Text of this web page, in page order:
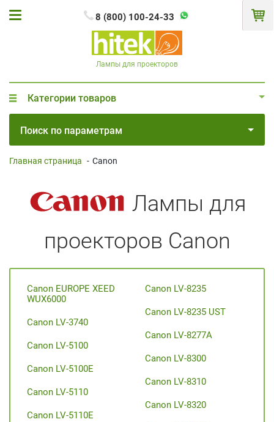
8 (800) 100-24-33
Лампы для проекторов
Категории товаров
Поиск по параметрам
Главная страница - Canon
Лампы для
проекторов Canon
Canon EUROPE XEED
WUX6000
Canon LV-3740
Canon LV-5100
Canon LV-5100E
Canon LV-5110
Canon LV-5110E
Canon LV-8235
Canon LV-8235 UST
Canon LV-8277A
Canon LV-8300
Canon LV-8310
Canon LV-8320